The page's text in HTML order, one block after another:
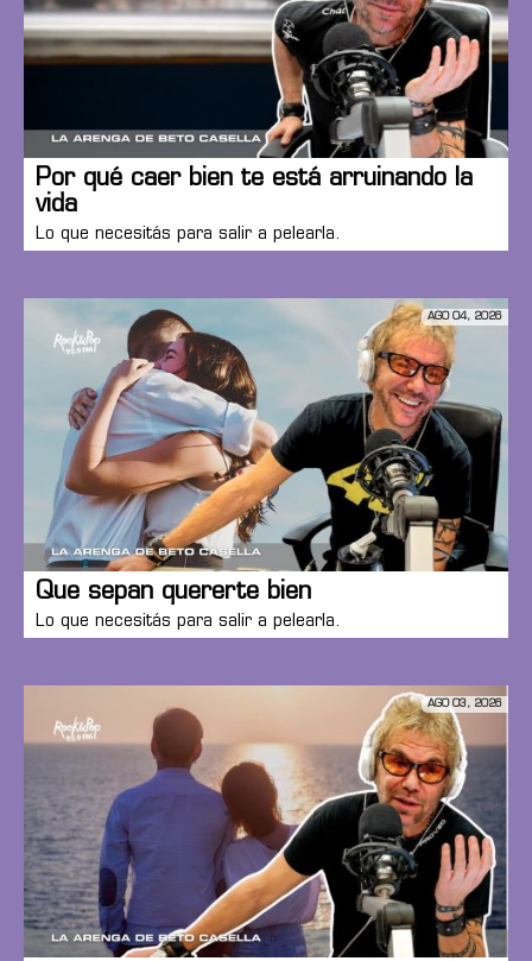
Por qué caer bien te está arruinando la
vida
Lo que necesitás para salir a pelearla.
AGO 04, 2026
Que sepan quererte bien
Lo que necesitás para salir a pelearla.
AGO 03, 2026